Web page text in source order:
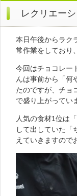
レクリエー
本日午後からラク
常作業をしており
今回はチョコレー
んは事前から「何
たのですが、チョ
で盛り上がってい
人気の食材1位は
して出していた「
えていきますので